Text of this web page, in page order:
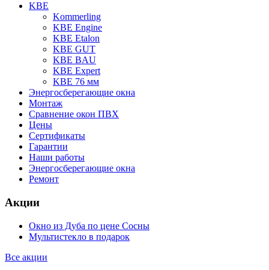
KBE
Kommerling
KBE Engine
KBE Etalon
KBE GUT
KBE BAU
KBE Expert
KBE 76 мм
Энергосберегающие окна
Монтаж
Сравнение окон ПВХ
Цены
Сертификаты
Гарантии
Наши работы
Энергосберегающие окна
Ремонт
Акции
Окно из Дуба по цене Сосны
Мультистекло в подарок
Все акции